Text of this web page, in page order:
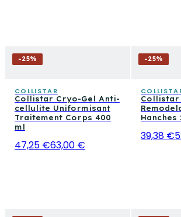
-25%
COLLISTAR
Collistar Cryo-Gel Anti-
cellulite Uniformisant
Traitement Corps 400
ml
47,25 €63,00 €
-25%
Collistar
Hanches
39,38 €